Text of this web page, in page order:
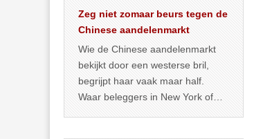
Zeg niet zomaar beurs tegen de
Chinese aandelenmarkt
Wie de Chinese aandelenmarkt
bekijkt door een westerse bril,
begrijpt haar vaak maar half.
Waar beleggers in New York of